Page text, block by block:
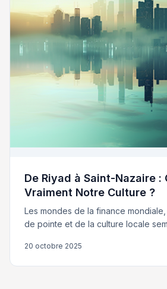
De Riyad à Saint-Nazaire :
Vraiment Notre Culture ?
Les mondes de la finance
de pointe et de la culture locale
20 octobre 2025